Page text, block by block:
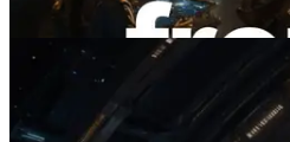
Lesen Sie diesen Artikel